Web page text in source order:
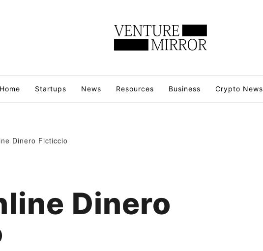
Home Startups News Resources Business Crypto News
Dinero Ficticcio
Dinero